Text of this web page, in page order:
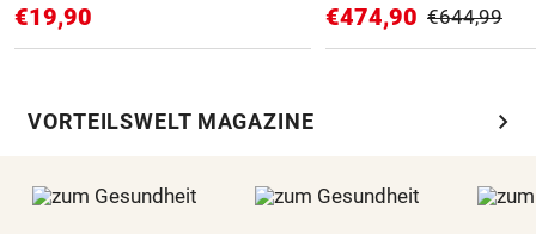
€19,90 €474,90 €644,99
VORTEILSWELT MAGAZINE chevron_right